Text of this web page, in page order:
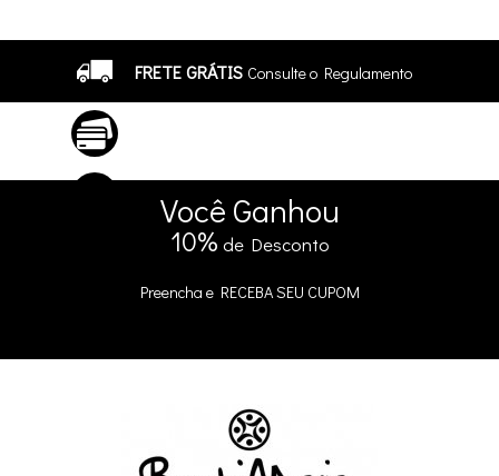
FRETE GRÁTIS Consulte o Regulamento
5% DE DESCONTO no Pix e Boleto
Você Ganhou
10% de Desconto
Preencha e RECEBA SEU CUPOM